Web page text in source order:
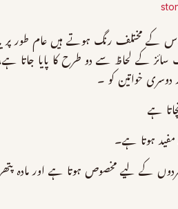
اور اس کے مختلف رنگ ہوتے ہیں عام
کے لحاظ سے دو طرح کا پایا جاتا ہے،
خواتین کو ۔
ہے
مفید ہوتا ہے۔
کے لیے مخصوص ہوتا ہے اور مادہ